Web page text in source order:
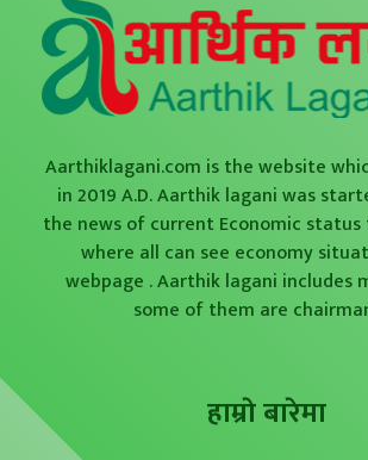
Aarthiklagani.com is the website
in 2019 A.D. Aarthik lagani was
the news of current Economic
where all can see economy
webpage . Aarthik lagani includes
some of them are
हाम्राे बारेमा